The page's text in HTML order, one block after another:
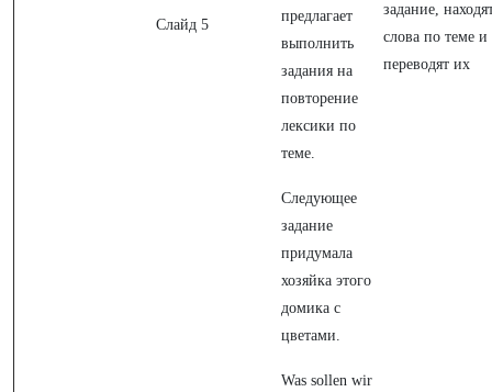
Слайд 5
предлагает
выполнить
задания на
повторение
лексики по
теме.
Следующее
задание
придумала
хозяйка этого
домика с
цветами.
Was sollen wir
задание,
слова по теме и
переводят их